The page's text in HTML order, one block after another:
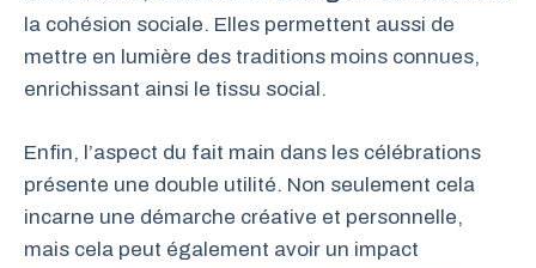
la cohésion sociale. Elles permettent aussi de
mettre en lumière des traditions moins connues,
enrichissant ainsi le tissu social.
Enfin, l’aspect du fait main dans les célébrations
présente une double utilité. Non seulement cela
incarne une démarche créative et personnelle,
mais cela peut également avoir un impact